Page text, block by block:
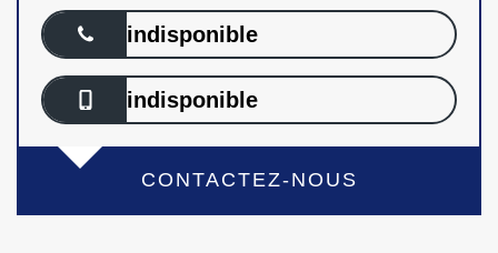
indisponible
indisponible
CONTACTEZ-NOUS